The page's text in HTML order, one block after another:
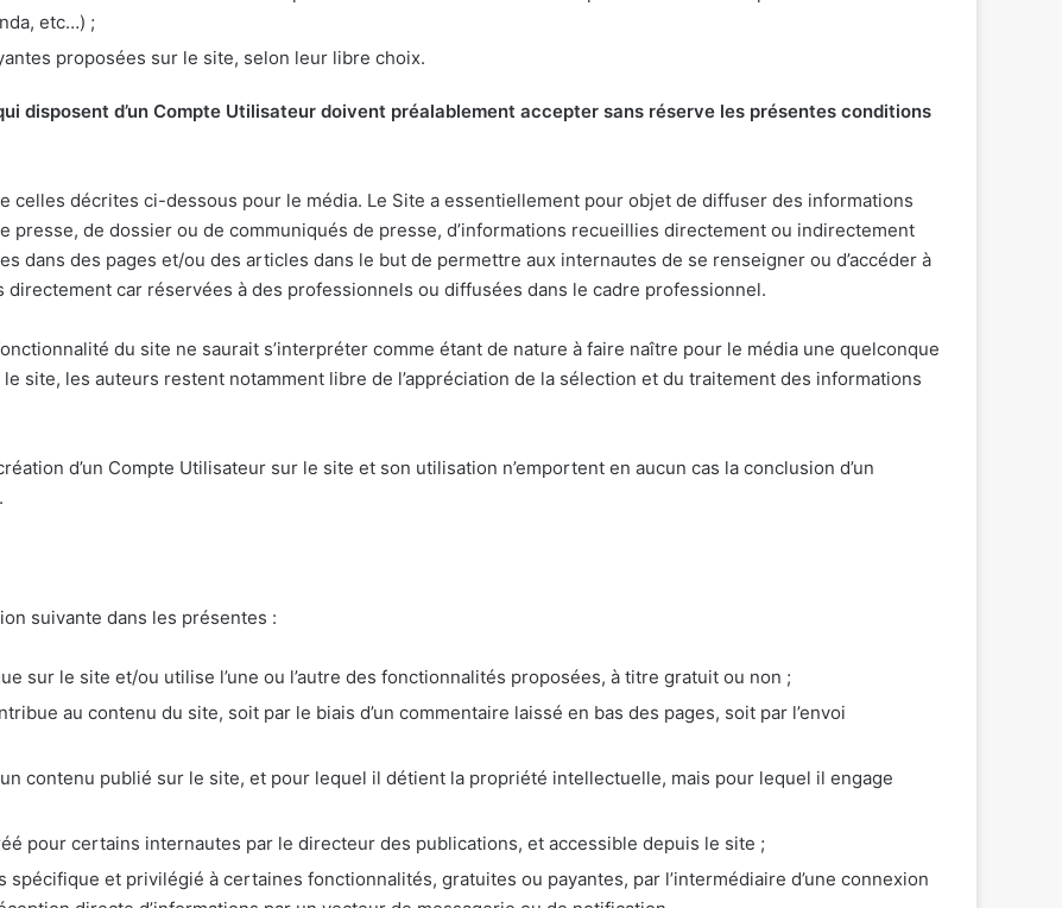
etc…) ;
proposées sur le site, selon leur libre choix.
disposent d’un Compte Utilisateur doivent préalablement accepter sans réserve les présentes conditions
celles décrites ci-dessous pour le média. Le Site a essentiellement pour objet de diffuser des informations
presse, de dossier ou de communiqués de presse, d’informations recueillies directement ou indirectement
dans des pages et/ou des articles dans le but de permettre aux internautes de se renseigner ou d’accéder à
car réservées à des professionnels ou diffusées dans le cadre professionnel.
du site ne saurait s’interpréter comme étant de nature à faire naître pour le média une quelconque
site, les auteurs restent notamment libre de l’appréciation de la sélection et du traitement des informations
d’un Compte Utilisateur sur le site et son utilisation n’emportent en aucun cas la conclusion d’un
suivante dans les présentes :
sur le site et/ou utilise l’une ou l’autre des fonctionnalités proposées, à titre gratuit ou non ;
au contenu du site, soit par le biais d’un commentaire laissé en bas des pages, soit par l’envoi
contenu publié sur le site, et pour lequel il détient la propriété intellectuelle, mais pour lequel il engage
pour certains internautes par le directeur des publications, et accessible depuis le site ;
spécifique et privilégié à certaines fonctionnalités, gratuites ou payantes, par l’intermédiaire d’une connexion